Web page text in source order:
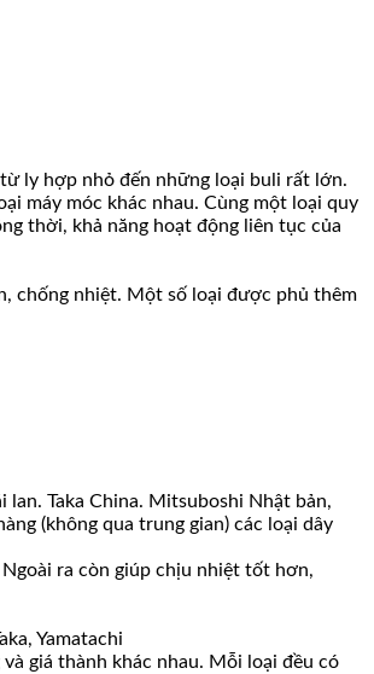
ly hợp nhỏ đến những loại buli rất lớn.
máy móc khác nhau. Cùng một loại quy
thời, khả năng hoạt động liên tục của
chống nhiệt. Một số loại được phủ thêm
Taka China. Mitsuboshi Nhật bản,
(không qua trung gian) các loại dây
ra còn giúp chịu nhiệt tốt hơn,
Yamatachi
giá thành khác nhau. Mỗi loại đều có